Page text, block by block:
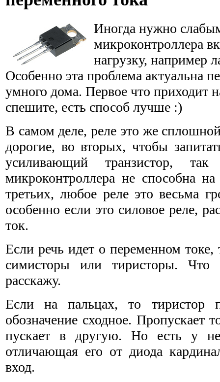
Иногда нужно
микроконтроллера
нагрузку, например
Особенно эта проблема актуальна
умного дома. Первое что приходит
спешите, есть способ лучше :)
В самом деле, реле это же
дорогие, во вторых, чтобы
усиливающий транзистор,
микроконтроллера не способна
третьих, любое реле это весьма
особенно если это силовое реле,
ток.
Если речь идет о переменном токе,
симисторы или тиристоры. Что
расскажу.
Если на пальцах, то тиристор
обозначение сходное. Пропускает
пускает в другую. Но есть у
отличающая его от диода
вход.